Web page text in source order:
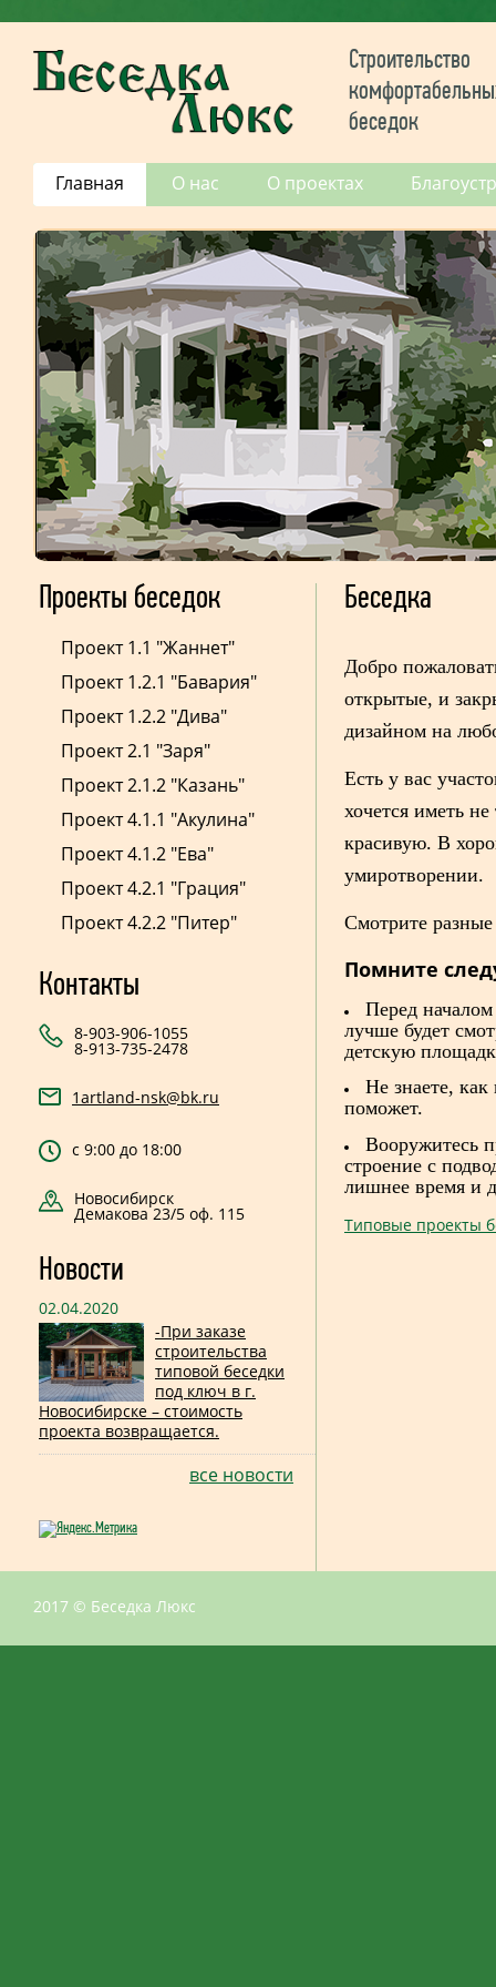
Строительство
беседок
Главная О нас О проектах
Проекты беседок
Проект 1.1 "Жаннет"
Проект 1.2.1 "Бавария"
Проект 1.2.2 "Дива"
Проект 2.1 "Заря"
Проект 2.1.2 "Казань"
Проект 4.1.1 "Акулина"
Проект 4.1.2 "Ева"
Проект 4.2.1 "Грация"
Проект 4.2.2 "Питер"
Контакты
8-903-906-1055
8-913-735-2478
1artland-nsk@bk.ru
с 9:00 до 18:00
Новосибирск
Демакова 23/5 оф. 115
Новости
02.04.2020
-При заказе
строительства
типовой беседки
под ключ в г.
Новосибирске – стоимость
проекта возвращается.
все новости
Беседка
Добро
открытые, и
дизайном на
Есть у вас
хочется иметь
красивую. В
умиротворении.
Смотрите
Помните
Перед началом
лучше будет
детскую
Не знаете,
поможет.
Вооружитесь
строение с
лишнее время и
Типовые проекты
2017 © Беседка Люкс